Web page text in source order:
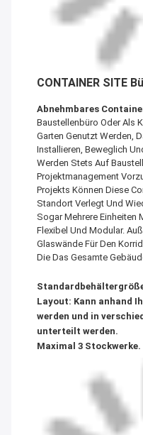
CONTAINER SITE
Abnehmbares
Baustellenbüro Oder Als
Garten Genutzt Werden,
Installieren, Beweglich
Werden Stets Auf
Projektmanagement
Projekts Können Diese
Standort Verlegt Und
Sogar Mehrere Einheiten
Flexibel Und Modular.
Glaswände Für Den
Die Das Gesamte
Layout: Kann anhand
werden und in
unterteilt werden.
Maximal 3 Stockwerke.